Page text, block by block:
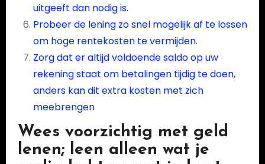
uitgeeft dan nodig is.
Probeer de lening zo snel mogelijk af te lossen
om hoge rentekosten te vermijden.
Zorg dat er altijd voldoende saldo op uw
rekening staat om betalingen tijdig te doen,
anders kan dit extra kosten met zich
meebrengen
Wees voorzichtig met geld
lenen; leen alleen wat je